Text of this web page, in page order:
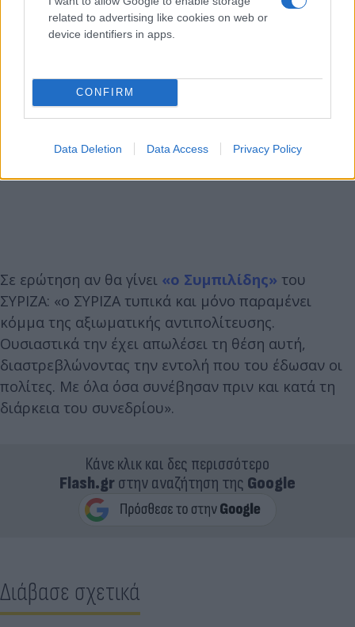
related to advertising like cookies on web or
device identifiers in apps.
CONFIRM
Data Deletion Data Access Privacy Policy
Σε ερώτηση αν θα γίνει «ο Συμπιλίδης» του
ΣΥΡΙΖΑ: «ο ΣΥΡΙΖΑ τυπικά και μόνο παραμένει
κόμμα της αξιωματικής αντιπολίτευσης.
Ουσιαστικά την έχει απωλέσει τη θέση αυτή,
διαστρεβλώνοντας την εντολή που του έδωσαν οι
πολίτες. Με όλα όσα συνέβησαν πριν και κατά τη
διάρκεια του συνεδρίου».
Κάνε κλικ και δες περισσότερο
Flash.grστην αναζήτηση της Google
Διάβασε σχετικά